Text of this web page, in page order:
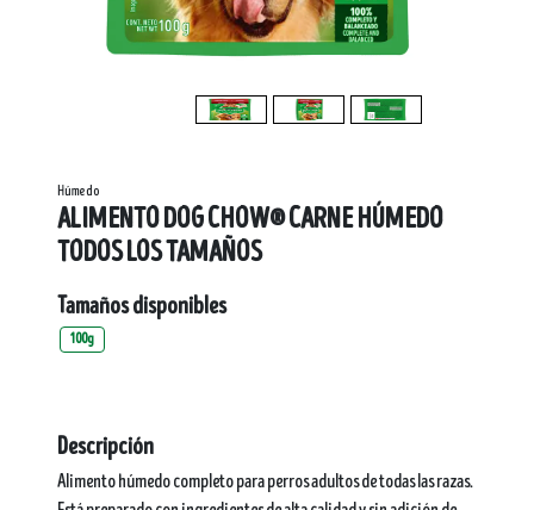
Húmedo
ALIMENTO DOG CHOW® CARNE HÚMEDO
TODOS LOS TAMAÑOS
Tamaños disponibles
100g
Descripción
Alimento húmedo completo para perros adultos de todas las razas.